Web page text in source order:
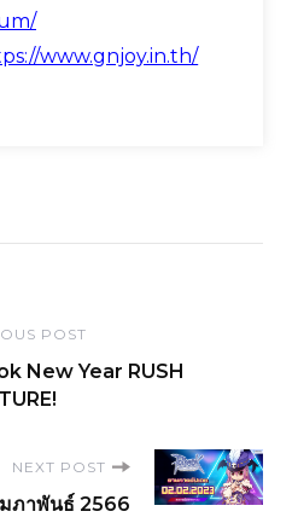
www.gnjoy.in.th/
POST
New Year RUSH
NEXT POST
ภาพันธ์ 2566